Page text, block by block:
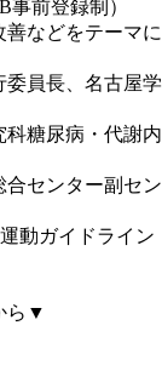
前登録制）
などをテーマに
員長、名古屋学
糖尿病・代謝内
センター副セン
動ガイドライン
ら▼